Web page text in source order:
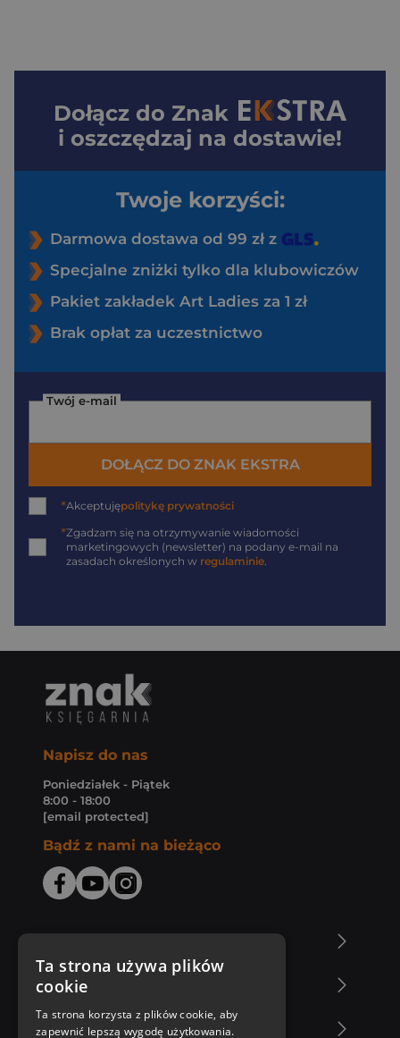
Dołącz do Znak
i oszczędzaj na dostawie!
Twoje korzyści:
Darmowa dostawa od 99 zł z
Specjalne zniżki tylko dla klubowiczów
Pakiet zakładek Art Ladies za 1 zł
Brak opłat za uczestnictwo
Twój e-mail
DOŁĄCZ DO ZNAK EKSTRA
*Akceptujępolitykę prywatności
*Zgadzam się na otrzymywanie wiadomości
marketingowych (newsletter) na podany e-mail na
zasadach określonych w regulaminie
Napisz do nas
Poniedziałek - Piątek
8:00 - 18:00
[email protected]
Bądź z nami na bieżąco
Zakupy u nas
Nasza oferta
Ta strona używa plików
cookie
Ta strona korzysta z plików cookie, aby
zapewnić lepszą wygodę użytkowania.